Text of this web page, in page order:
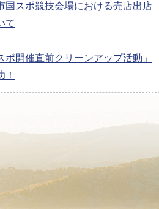
国スポ競技会場における売店出店
て
ポ開催直前クリーンアップ活動」
！